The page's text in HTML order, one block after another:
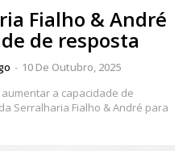
Fialho & André
de resposta
- 10 De Outubro, 2025
a capacidade de
Serralharia Fialho & André para